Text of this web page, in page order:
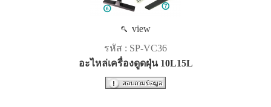
view
รหัส : SP-VC36
อะไหล่เครื่องดูดฝุ่น 10L15L